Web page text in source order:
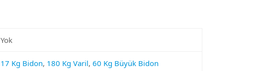
Yok
17 Kg Bidon, 180 Kg Varil, 60 Kg Büyük Bidon